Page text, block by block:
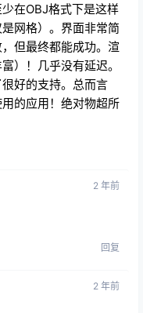
在OBJ格式下是这样
网格）。界面非常简
但最终都能成功。渲
）！几乎没有延迟。
好的支持。总而言
的应用！绝对物超所
2 年前
回复
2 年前